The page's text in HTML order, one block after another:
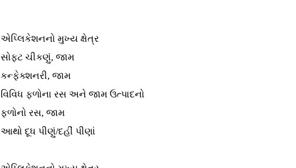
એપ્લિકેશનનો મુખ્ય ક્ષેત્ર
સોફ્ટ ચીકણું, જામ
કન્ફેક્શનરી, જામ
વિવિધ ફળોના રસ અને જામ ઉત્પાદનો
ફળોનો રસ, જામ
આથો દૂધ પીણું/દહીં પીણાં